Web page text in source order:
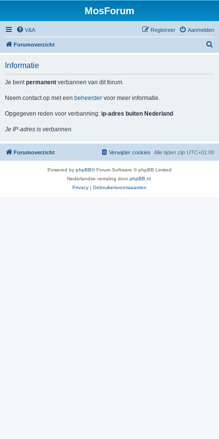
MosForum
V&A Aanmelden
Registreer
Forumoverzicht
Informatie
Je bentpermanent verbannen van dit forum.
Neem contact op met een beheerder voor meer informatie.
Opgegeven reden voor verbanning: ip-adres buiten Nederland
Je IP-adres is verbannen.
Forumoverzicht Alle tijden zijn UTC+01:00
Verwijder cookies
Powered by phpBB® Forum Software © phpBB Limited
Nederlandse vertaling doorphpBB.nl
Privacy | Gebruikersvoorwaarden